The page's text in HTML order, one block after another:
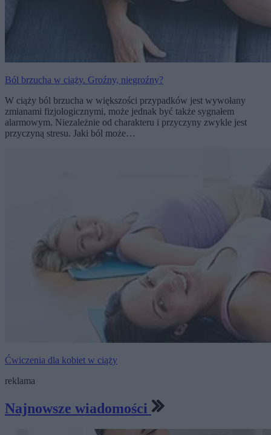
Ból brzucha w ciąży. Groźny, niegroźny?
W ciąży ból brzucha w większości przypadków jest wywołany
zmianami fizjologicznymi, może jednak być także sygnałem
alarmowym. Niezależnie od charakteru i przyczyny zwykle jest
przyczyną stresu. Jaki ból może…
Ćwiczenia dla kobiet w ciąży
reklama
Najnowsze wiadomości